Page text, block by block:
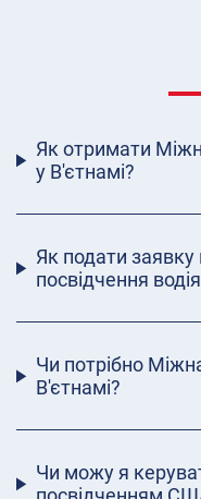
Як отримати
у В'єтнамі?
Як подати
посвідчення
Чи потрібно
В'єтнамі?
Чи можу я